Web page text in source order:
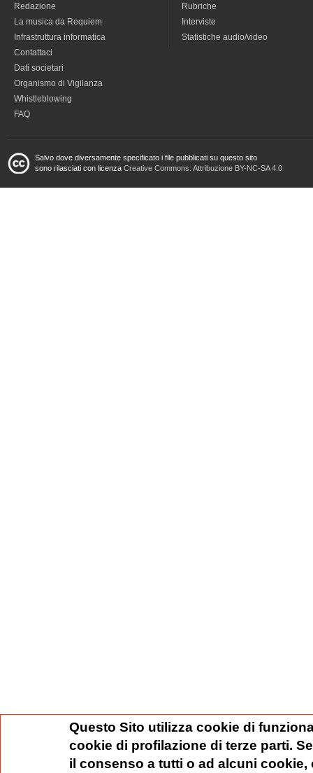
Redazione
La musica da Requiem
Infrastruttura informatica
Contattaci
Dati societari
Organismo di Vigilanza
Whistleblowing
FAQ
Rubriche
Interviste
Statistiche audio/video
Salvo dove diversamente specificato i file pubblicati su questo sito
sono rilasciati con licenza Creative Commons: Attribuzione BY-NC-SA 4.0
Questo Sito utilizza cookie di
cookie di profilazione di terze parti.
il consenso a tutti o ad alcuni